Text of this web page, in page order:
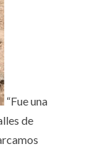
“Fue una
de